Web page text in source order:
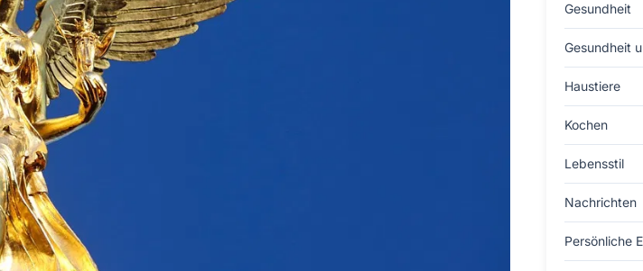
Gesundheit
Gesundheit
Haustiere
Kochen
Lebensstil
Nachrichten
Persönliche